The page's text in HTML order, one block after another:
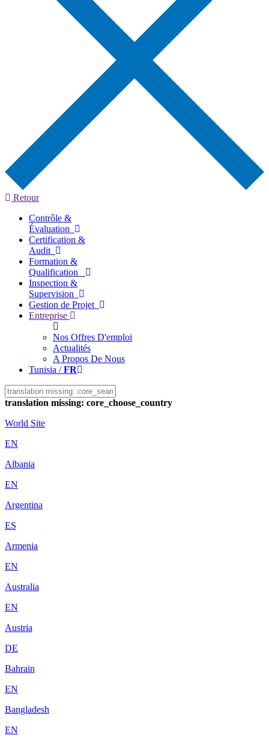
Retour
Contrôle &
Évaluation
Certification &
Audit
Formation &
Qualification
Inspection &
Supervision
Gestion de Projet
Entreprise
Nos Offres D'emploi
Actualités
A Propos De Nous
Tunisia /FR
translation missing: core_choose_country
World Site
EN
Albania
EN
Argentina
ES
Armenia
EN
Australia
EN
Austria
DE
Bahrain
EN
Bangladesh
EN